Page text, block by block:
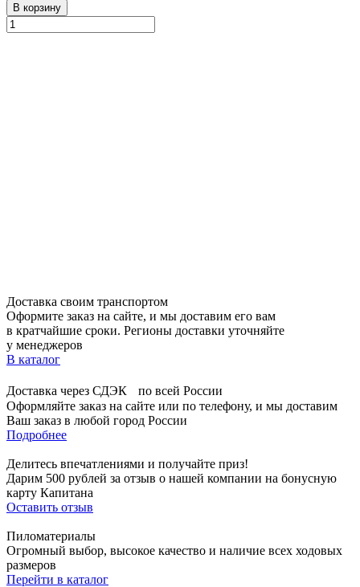
В корзину
Доставка своим транспортом
Оформите заказ на сайте, и мы доставим его вам
в кратчайшие сроки. Регионы доставки уточняйте
у менеджеров
В каталог
Доставка через СДЭК по всей России
Оформляйте заказ на сайте или по телефону, и мы доставим
Ваш заказ в любой город России
Подробнее
Делитесь впечатлениями и получайте приз!
Дарим 500 рублей за отзыв о нашей компании на бонусную
карту Капитана
Оставить отзыв
Пиломатериалы
Огромный выбор, высокое качество и наличие всех ходовых
размеров
Перейти в каталог